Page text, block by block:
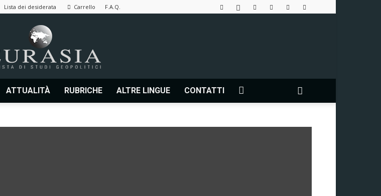
Lista dei desiderata Carrello F.A.Q.
ATTUALITÀ RUBRICHE ALTRE LINGUE CONTATTI